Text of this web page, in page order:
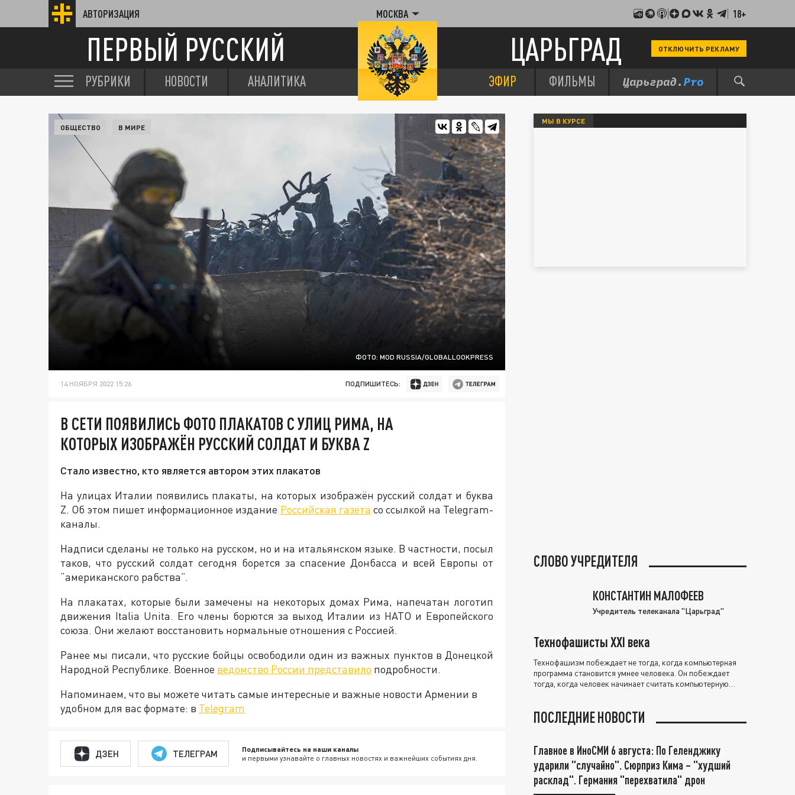
АВТОРИЗАЦИЯ МОСКВА 18+
ПЕРВЫЙ РУССКИЙ ЦАРЬГРАД ОТКЛЮЧИТЬ РЕКЛАМУ
РУБРИКИ НОВОСТИ АНАЛИТИКА ЭФИР ФИЛЬМЫ
ФОТО: MOD RUSSIA/GLOBALLOOKPRESS
ОБЩЕСТВО В МИРЕ
14 НОЯБРЯ 2022 15:26 ПОДПИШИТЕСЬ:
В СЕТИ ПОЯВИЛИСЬ ФОТО ПЛАКАТОВ С УЛИЦ РИМА, НА
КОТОРЫХ ИЗОБРАЖЁН РУССКИЙ СОЛДАТ И БУКВА Z
Стало известно, кто является автором этих плакатов
На улицах Италии появились плакаты, на которых изображён русский солдат и буква
Z. Об этом пишет информационное издание Российская газета со ссылкой на Telegram-
каналы.
Надписи сделаны не только на русском, но и на итальянском языке. В частности, посыл
таков, что русский солдат сегодня борется за спасение Донбасса и всей Европы от
“американского рабства”.
На плакатах, которые были замечены на некоторых домах Рима, напечатан логотип
движения Italia Unita. Его члены борются за выход Италии из НАТО и Европейского
союза. Они желают восстановить нормальные отношения с Россией.
Ранее мы писали, что русские бойцы освободили один из важных пунктов в Донецкой
Народной Республике. Военное ведомство России представило подробности.
Напоминаем, что вы можете читать самые интересные и важные новости Армении в
удобном для вас формате: в Telegram
ДЗЕН ТЕЛЕГРАМ Подписывайтесь на наши каналы
и первыми узнавайте о главных новостях и важнейших событиях дня.
МЫ В КУРСЕ
СЛОВО УЧРЕДИТЕЛЯ
КОНСТАНТИН МАЛОФЕЕВ
Учредитель телеканала "Царьград"
Технофашисты XXI века
Технофашизм побеждает не тогда, когда компьютерная
программа становится умнее человека. Он побеждает
тогда, когда человек начинает считать компьютерную
ПОСЛЕДНИЕ НОВОСТИ
Главное в ИноСМИ 6 августа: По Геленджику
ударили "случайно". Сюрприз Кима – "худший
расклад". Германия "перехватила" дрон